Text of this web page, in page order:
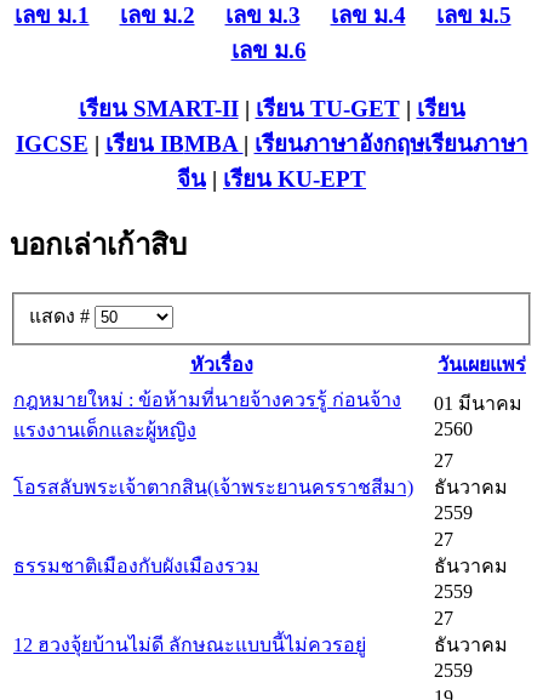
เลข ม.1 เลข ม.2 เลข ม.3 เลข ม.4
เลข ม.5
เลข ม.6
เรียน SMART-II| เรียน TU-GET| เรียน
IGCSE | เรียน IBMBA | เรียนภาษาอังกฤษเรียนภาษา
จีน | เรียน KU-EPT
บอกเล่าเก้าสิบ
แสดง #
หัวเรื่อง
วันเผยแพร่
กฎหมายใหม่ : ข้อห้ามที่นายจ้างควรรู้ ก่อนจ้าง
แรงงานเด็กและผู้หญิง
01 มีนาคม
2560
โอรสลับพระเจ้าตากสิน(เจ้าพระยานครราชสีมา)
27
ธันวาคม
2559
ธรรมชาติเมืองกับผังเมืองรวม
27
ธันวาคม
2559
12 ฮวงจุ้ยบ้านไม่ดี ลักษณะแบบนี้ไม่ควรอยู่
27
ธันวาคม
2559